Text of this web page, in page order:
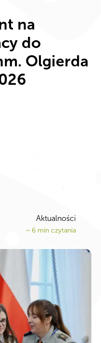
na
do
Olgierda
Aktualności
~ 6 min czytania